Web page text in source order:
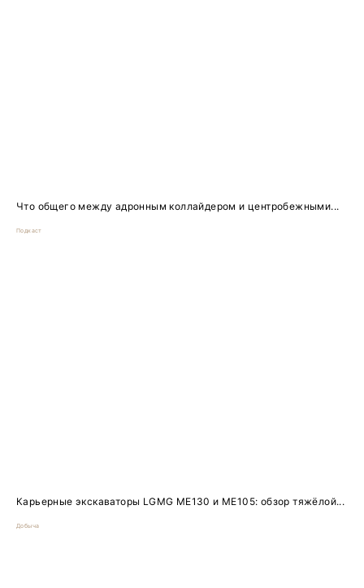
Что общего между адронным коллайдером и центробежными...
Подкаст
Карьерные экскаваторы LGMG ME130 и ME105: обзор тяжёлой...
Добыча